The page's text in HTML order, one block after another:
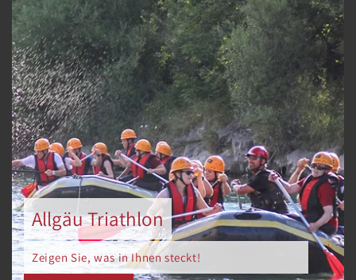
Allgäu Triathlon
Zeigen Sie, was in Ihnen steckt!